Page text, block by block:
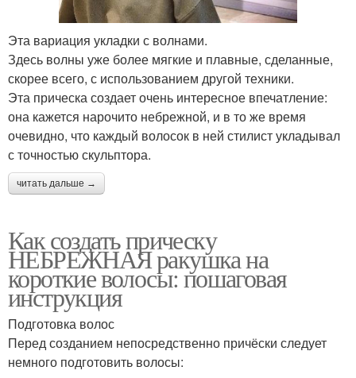
Эта вариация укладки с волнами.
Здесь волны уже более мягкие и плавные, сделанные,
скорее всего, с использованием другой техники.
Эта прическа создает очень интересное впечатление:
она кажется нарочито небрежной, и в то же время
очевидно, что каждый волосок в ней стилист укладывал
с точностью скульптора.
читать дальше →
Как создать прическу
НЕБРЕЖНАЯ ракушка на
короткие волосы: пошаговая
инструкция
Подготовка волос
Перед созданием непосредственно причёски следует
немного подготовить волосы: